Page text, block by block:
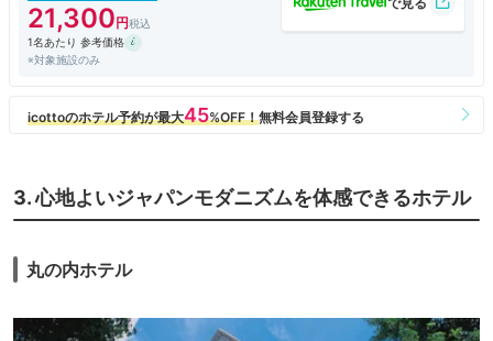
21,300
1名あたり 参考価格
※対象施設のみ
3. 心地よいジャパンモダニズムを体感できるホテル
丸の内ホテル